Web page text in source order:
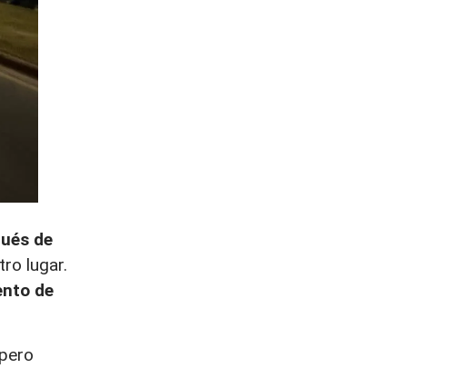
de
lugar.
de